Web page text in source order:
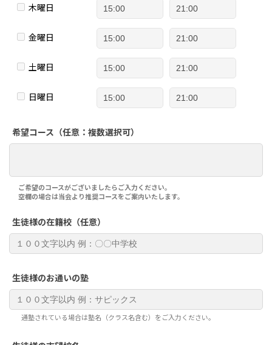
木曜日
金曜日
土曜日
日曜日
希望コース（任意：複数選択可）
ご希望のコースがございましたらご入力ください。
空欄の場合は当会より推奨コースをご案内いたします。
生徒様の在籍校（任意）
生徒様のお通いの塾
通塾されている場合は塾名（クラス名含む）をご入力ください。